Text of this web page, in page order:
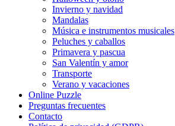
Peluches y caballos
Primavera y pascua
San Valentín y amor
Verano y vacaciones
Libros para colorear para niños
Invierno y navidad
Mandalas
Música e instrumentos musicales
Peluches y caballos
Primavera y pascua
San Valentín y amor
Transporte
Verano y vacaciones
Online Puzzle
Preguntas frecuentes
Contacto